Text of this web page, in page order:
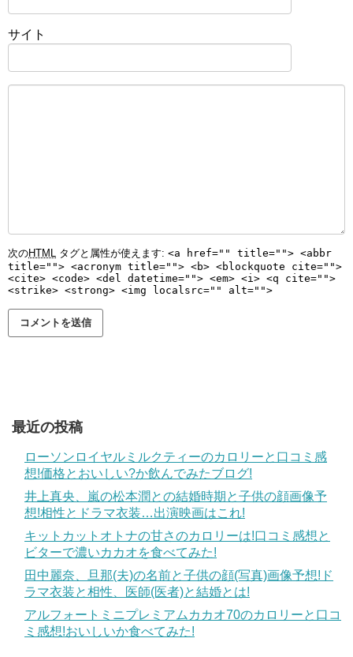
サイト
次のHTML タグと属性が使えます: <a href="" title=""> <abbr
title=""> <acronym title=""> <b> <blockquote cite="">
<cite> <code> <del datetime=""> <em> <i> <q cite="">
<strike> <strong> <img localsrc="" alt="">
最近の投稿
ローソンロイヤルミルクティーのカロリーと口コミ感
想!価格とおいしい?か飲んでみたブログ!
井上真央、嵐の松本潤との結婚時期と子供の顔画像予
想!相性とドラマ衣装…出演映画はこれ!
キットカットオトナの甘さのカロリーは!口コミ感想と
ビターで濃いカカオを食べてみた!
田中麗奈、旦那(夫)の名前と子供の顔(写真)画像予想!ド
ラマ衣装と相性、医師(医者)と結婚とは!
アルフォートミニプレミアムカカオ70のカロリーと口コ
ミ感想!おいしいか食べてみた!